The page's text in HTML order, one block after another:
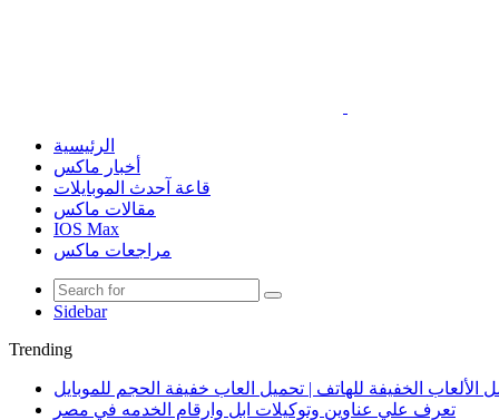
الرئيسية
أخبار ماكس
قاعة آحدث الموبايلات
مقالات ماكس
IOS Max
مراجعات ماكس
Sidebar
Trending
الألعاب الخفيفة للهاتف | تحميل العاب خفيفة الحجم للموبايل
تعرف علي عناوين وتوكيلات ابل وارقام الخدمه في مصر